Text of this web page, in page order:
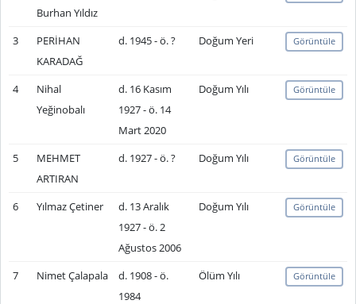
Burhan Yıldız
3
PERİHAN
KARADAĞ
d. 1945 - ö. ? Doğum Yeri Görüntüle
4
Nihal
Yeğinobalı
d. 16 Kasım
1927 - ö. 14
Mart 2020
Doğum Yılı Görüntüle
5
MEHMET
ARTIRAN
d. 1927 - ö. ? Doğum Yılı Görüntüle
6 Yılmaz Çetiner
d. 13 Aralık
1927 - ö. 2
Ağustos 2006
Doğum Yılı Görüntüle
7 Nimet Çalapala
d. 1908 - ö.
1984
Ölüm Yılı Görüntüle